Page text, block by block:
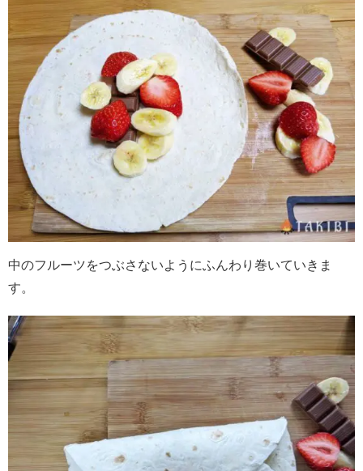
中のフルーツをつぶさないようにふんわり巻いていきま
す。